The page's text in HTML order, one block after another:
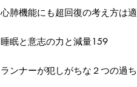
心肺機能にも超回復の考え方は
睡眠と意志の力と減量159
ランナーが犯しがちな２つの過